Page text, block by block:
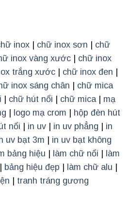
inox chữ inox sơn
chữ
inox vàng xước
chữ inox
trắng xước chữ inox đen
inox sáng chân
chữ mica
chữ hút nổi chữ mica| mạ
logo mạ crom
hộp đèn hút
nổi in uv in uv phẳng
in
uv bạt 3m
in uv bạt không
bảng hiệu làm chữ nổi
làm
bảng hiệu đẹp làm chữ alu
tranh tráng gương